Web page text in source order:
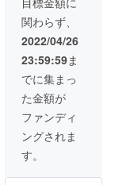
の、プ
ログラ
ムは指
イトか
らダウ
ンロー
ドして
いただ
き、イ
ンス
従いイ
てお届
けしま
す。 ラ
ズパイ
で動作
させる
ため
の、プ
ログラ
ムは指
定のサ
)からダ
板(完成
品)を1
つお届
けしま
すとと
もに、
お礼の
メール
と今後
の開発
計画案
けしま
関わらず、
2022/04/26
23:59:59ま
でに集まっ
た金額が
ファンディ
ングされま
す。